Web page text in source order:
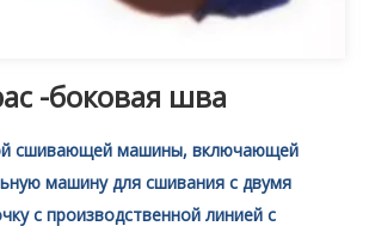
-боковая шва
сшивающей машины, включающей
машину для сшивания с двумя
с производственной линией с